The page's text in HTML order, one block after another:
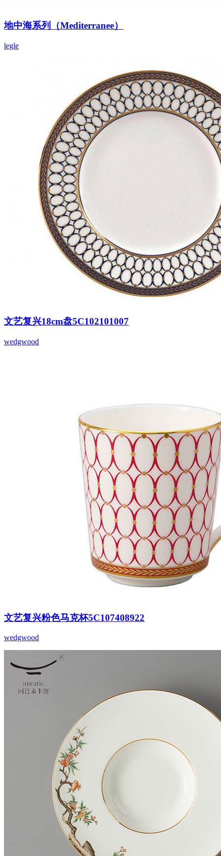
地中海系列（Mediterranee）
legle
文艺复兴18cm盘5C102101007
wedgwood
文艺复兴粉色马克杯5C107408922
wedgwood